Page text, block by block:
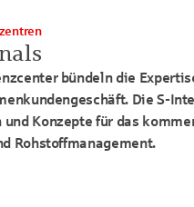
bündeln die
Die S-
und Konzepte für das
Rohstoffmanagement.